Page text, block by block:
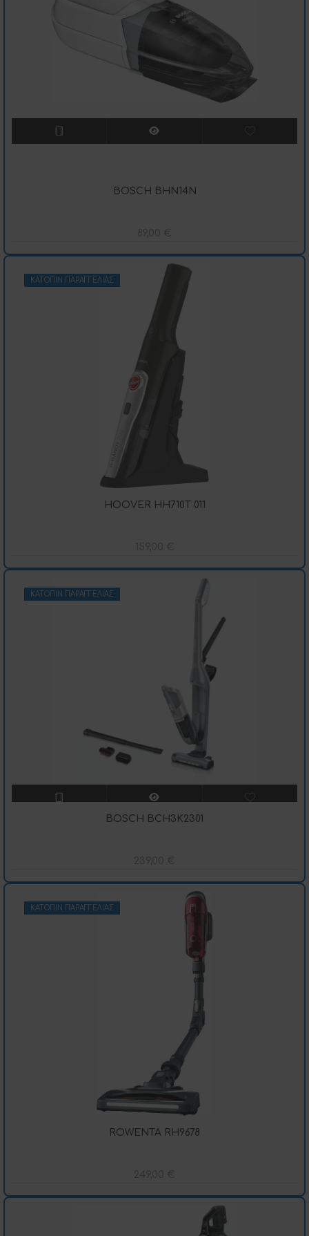
BOSCH BHN14Ν
89,00 €
ΚΑΤΌΠΙΝ ΠΑΡΑΓΓΕΛΊΑΣ
HOOVER HH710T 011
159,00 €
ΚΑΤΌΠΙΝ ΠΑΡΑΓΓΕΛΊΑΣ
BOSCH BCH3K2301
239,00 €
ΚΑΤΌΠΙΝ ΠΑΡΑΓΓΕΛΊΑΣ
ROWENTA RH9678
249,00 €